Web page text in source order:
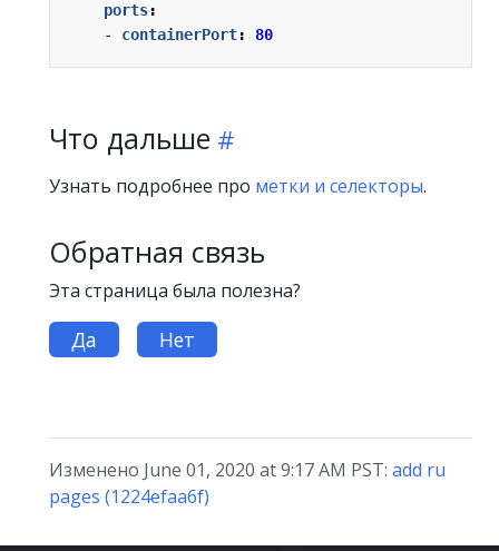
ports:
- containerPort: 80
Что дальше
Узнать подробнее про метки и селекторы.
Обратная связь
Эта страница была полезна?
Да Нет
Изменено June 01, 2020 at 9:17 AM PST: add ru
pages (1224efaa6f)